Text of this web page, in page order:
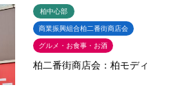
柏中心部
商業振興組合柏二番街商店会
グルメ・お食事・お酒
柏二番街商店会：柏モディ